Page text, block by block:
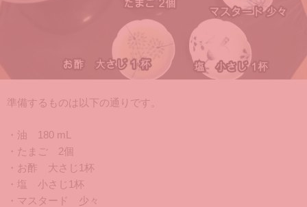
準備するものは以下の通りです。
・油 180 mL
・たまご 2個
・お酢 大さじ1杯
・塩 小さじ1杯
・マスタード 少々